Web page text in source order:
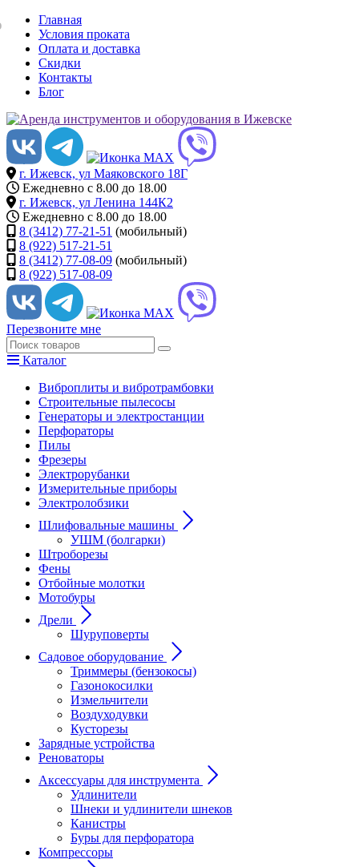
Главная
Условия проката
Оплата и доставка
Скидки
Контакты
Блог
г. Ижевск, ул Маяковского 18Г
Ежедневно с 8.00 до 18.00
г. Ижевск, ул Ленина 144К2
Ежедневно с 8.00 до 18.00
8 (3412) 77-21-51 (мобильный)
8 (922) 517-21-51
8 (3412) 77-08-09 (мобильный)
8 (922) 517-08-09
Перезвоните мне
Каталог
Виброплиты и вибротрамбовки
Строительные пылесосы
Генераторы и электростанции
Перфораторы
Пилы
Фрезеры
Электрорубанки
Измерительные приборы
Электролобзики
Шлифовальные машины
УШМ (болгарки)
Штроборезы
Фены
Отбойные молотки
Мотобуры
Дрели
Шуруповерты
Садовое оборудование
Триммеры (бензокосы)
Газонокосилки
Измельчители
Воздуходувки
Кусторезы
Зарядные устройства
Реноваторы
Аксессуары для инструмента
Удлинители
Шнеки и удлинители шнеков
Канистры
Буры для перфоратора
Компрессоры